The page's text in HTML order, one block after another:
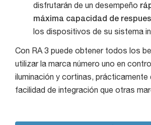
disfrutarán de un desempeño
máxima capacidad de
los dispositivos de su sistema
Con RA 3 puede obtener todos los
utilizar la marca número uno en
iluminación y cortinas, prácticamente
facilidad de integración que otras